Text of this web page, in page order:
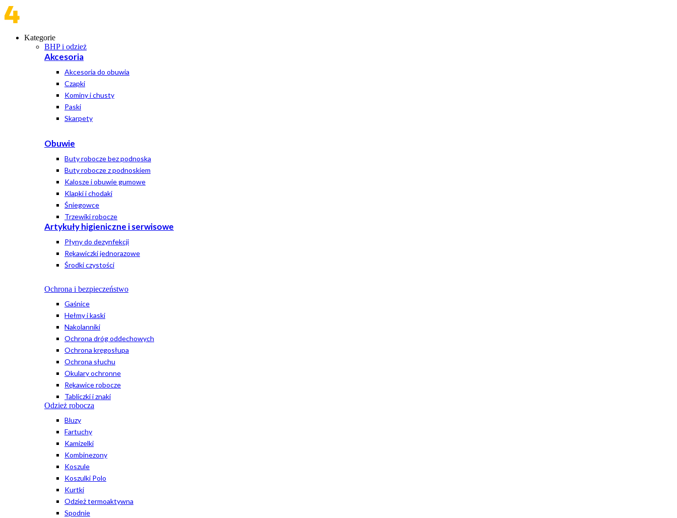
Kategorie
BHP i odzież
Akcesoria
Akcesoria do obuwia
Czapki
Kominy i chusty
Paski
Skarpety
Obuwie
Buty robocze bez podnoska
Buty robocze z podnoskiem
Kalosze i obuwie gumowe
Klapki i chodaki
Śniegowce
Trzewiki robocze
Artykuły higieniczne i serwisowe
Płyny do dezynfekcji
Rękawiczki jednorazowe
Środki czystości
Ochrona i bezpieczeństwo
Gaśnice
Hełmy i kaski
Nakolanniki
Ochrona dróg oddechowych
Ochrona kręgosłupa
Ochrona słuchu
Okulary ochronne
Rękawice robocze
Tabliczki i znaki
Odzież robocza
Bluzy
Fartuchy
Kamizelki
Kombinezony
Koszule
Koszulki Polo
Kurtki
Odzież termoaktywna
Spodnie